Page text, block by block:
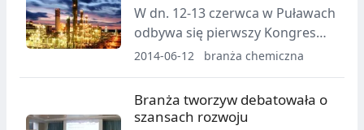
W dn. 12-13 czerwca w Puławach
odbywa się pierwszy Kongres
Polska Chemia.
2014-06-12 branża chemiczna
Branża tworzyw debatowała o
szansach rozwoju